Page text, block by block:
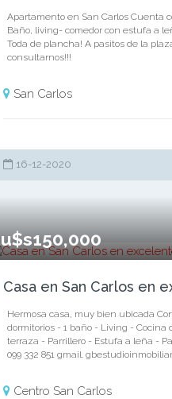
Apartamento en San Carlos Cuenta
Baño, living- comedor con estufa a
Toda de plancha! A pasitos de la
consultarnos!!!
San Carlos
16-12-2020
u$s150,000
Hermosa casa, muy bien ubicada
dormitorios - 1 baño - Living - Cocina
terraza - Parrillero - Estufa a leña -
099 332 851 gmail.
Centro San Carlos